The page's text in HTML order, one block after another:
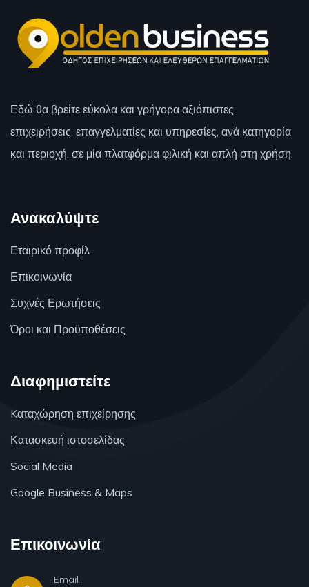
Εδώ θα βρείτε εύκολα και γρήγορα αξιόπιστες
επιχειρήσεις, επαγγελματίες και υπηρεσίες, ανά κατηγορία
και περιοχή, σε μία πλατφόρμα φιλική και απλή στη χρήση.
Ανακαλύψτε
Εταιρικό προφίλ
Επικοινωνία
Συχνές Ερωτήσεις
Όροι και Προϋποθέσεις
Διαφημιστείτε
Kαταχώρηση επιχείρησης
Κατασκευή ιστοσελίδας
Social Media
Google Business & Maps
Επικοινωνία
Email